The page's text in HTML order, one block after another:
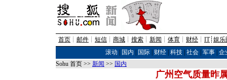
首页 ┊ 邮件 ┊ 短信 ┊ 商城 ┊ 搜索 ┊ 新闻 ┊ 体育 ┊ 财经 ┊ IT┊ 娱乐
滚动
国内 国际| 财经| 科技| 社会| 军事| 企
Sohu 首页 >> 新闻 >> 国内
广州空气质量昨